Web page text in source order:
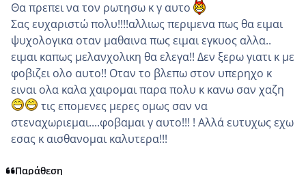
Θα πρεπει να τον ρωτησω κ γ αυτο
Σας ευχαριστώ πολυ!!!!αλλιως περιμενα πως θα ειμαι
ψυχολογικα οταν μαθαινα πως ειμαι εγκυος αλλα..
ειμαι καπως μελανχολικη θα ελεγα!! Δεν ξερω γιατι κ με
φοβιζει ολο αυτο!! Οταν το βλεπω στον υπερηχο κ
ειναι ολα καλα χαιρομαι παρα πολυ κ κανω σαν χαζη
τις επομενες μερες ομως σαν να
στεναχωριεμαι....φοβαμαι γ αυτο!!! ! Αλλά ευτυχως εχω
εσας κ αισθανομαι καλυτερα!!!
Παράθεση